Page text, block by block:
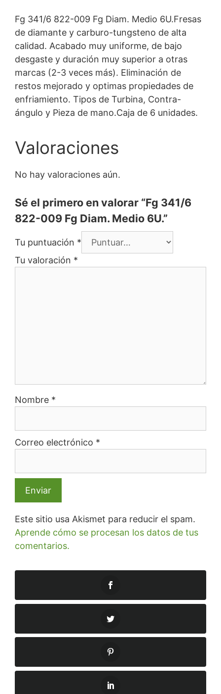
Fg 341/6 822-009 Fg Diam. Medio 6U.Fresas
de diamante y carburo-tungsteno de alta
calidad. Acabado muy uniforme, de bajo
desgaste y duración muy superior a otras
marcas (2-3 veces más). Eliminación de
restos mejorado y optimas propiedades de
enfriamiento. Tipos de Turbina, Contra-
ángulo y Pieza de mano.Caja de 6 unidades.
Valoraciones
No hay valoraciones aún.
Sé el primero en valorar “Fg 341/6
822-009 Fg Diam. Medio 6U.”
Tu puntuación *
Tu valoración *
Nombre *
Correo electrónico *
Este sitio usa Akismet para reducir el spam.
Aprende cómo se procesan los datos de tus
comentarios.